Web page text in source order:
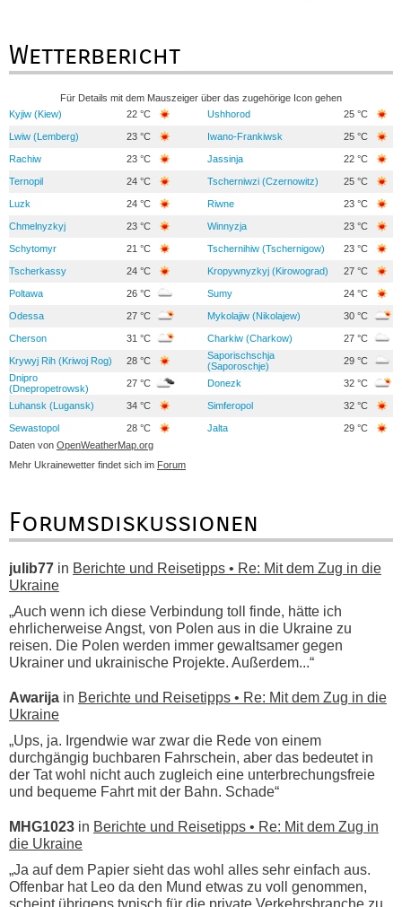
Wetterbericht
Für Details mit dem Mauszeiger über das zugehörige Icon gehen
Kyjiw (Kiew)
22 °C Ushhorod 25 °C
Lwiw (Lemberg) 23 °C Iwano-Frankiwsk 25 °C
Rachiw 23 °C Jassinja 22 °C
Ternopil 24 °C Tscherniwzi (Czernowitz) 25 °C
Luzk 24 °C Riwne 23 °C
Chmelnyzkyj 23 °C Winnyzja 23 °C
Schytomyr 21 °C Tschernihiw (Tschernigow) 23 °C
Tscherkassy 24 °C Kropywnyzkyj (Kirowograd) 27 °C
Poltawa 26 °C Sumy 24 °C
Odessa 27 °C Mykolajiw (Nikolajew) 30 °C
Cherson 31 °C Charkiw (Charkow) 27 °C
Krywyj Rih (Kriwoj Rog) 28 °C
Saporischschja
(Saporoschje)
29 °C
Dnipro
(Dnepropetrowsk)
27 °C Donezk 32 °C
Luhansk (Lugansk) 34 °C Simferopol 32 °C
Sewastopol 28 °C Jalta
29 °C
Daten von OpenWeatherMap.org
Mehr Ukrainewetter findet sich im Forum
Forumsdiskussionen
julib77 in Berichte und Reisetipps • Re: Mit dem Zug in die
Ukraine
„Auch wenn ich diese Verbindung toll finde, hätte ich
ehrlicherweise Angst, von Polen aus in die Ukraine zu
reisen. Die Polen werden immer gewaltsamer gegen
Ukrainer und ukrainische Projekte. Außerdem...“
Awarija in Berichte und Reisetipps • Re: Mit dem Zug in die
Ukraine
„Ups, ja. Irgendwie war zwar die Rede von einem
durchgängig buchbaren Fahrschein, aber das bedeutet in
der Tat wohl nicht auch zugleich eine unterbrechungsfreie
und bequeme Fahrt mit der Bahn. Schade“
MHG1023 in Berichte und Reisetipps • Re: Mit dem Zug in
die Ukraine
„Ja auf dem Papier sieht das wohl alles sehr einfach aus.
Offenbar hat Leo da den Mund etwas zu voll genommen,
scheint übrigens typisch für die private Verkehrsbranche zu